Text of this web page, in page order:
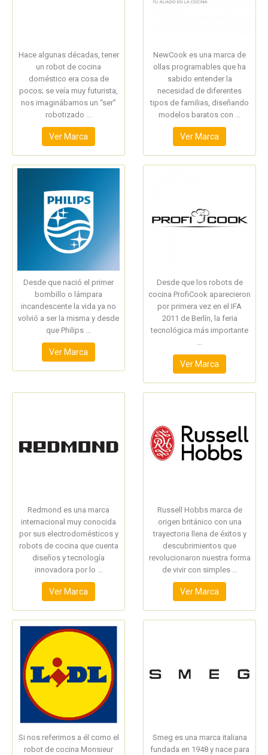
Hace algunas décadas, tener
un robot de cocina
doméstico era cosa de
pocos; se veía muy futurista,
nos imaginábamos un “ser”
robotizado ...
Ver Marca
NewCook es una marca de
ollas programables que ha
sabido entender la
necesidad de diferentes
tipos de familias, diseñando
modelos baratos con ...
Ver Marca
Desde que nació el primer
bombillo o lámpara
incandescente la vida ya no
volvió a ser la misma y desde
que Philips ...
Ver Marca
Desde que los robots de
cocina ProfiCook aparecieron
por primera vez en el IFA
2011 de Berlín, la feria
tecnológica más importante
...
Ver Marca
Redmond es una marca
internacional muy conocida
por sus electrodomésticos y
robots de cocina que cuenta
diseños y tecnología
innovadora por lo ...
Ver Marca
Russell Hobbs marca de
origen británico con una
trayectoria llena de éxitos y
descubrimientos que
revolucionaron nuestra forma
de vivir con simples ...
Ver Marca
Si nos referimos a él como el
robot de cocina Monsieur
Smeg es una marca italiana
fundada en 1948 y nace para